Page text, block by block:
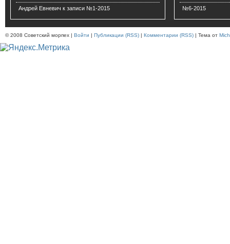
Андрей Евневич к записи №1-2015
№6-2015
© 2008 Советский морпех | Войти | Публикации (RSS) | Комментарии (RSS) | Тема от